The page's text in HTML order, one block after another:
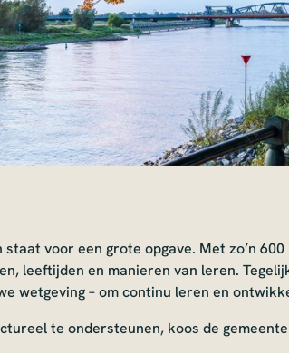
staat voor een grote opgave. Met zo’n
leeftijden en manieren van leren.
wetgeving – om continu leren en
te ondersteunen, koos de